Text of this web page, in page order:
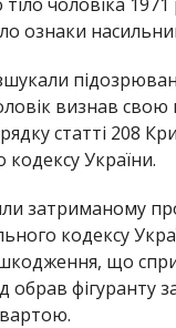
ознаки
визнав свою
статті 208
України.
затриманому
кодексу
що
обрав фігуранту